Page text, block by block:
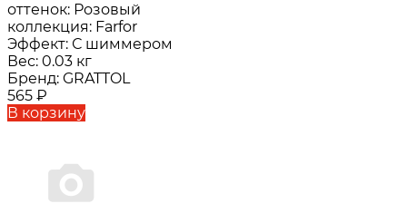
оттенок: Розовый
коллекция: Farfor
Эффект: С шиммером
Вес: 0.03 кг
Бренд: GRATTOL
565 ₽
В корзину